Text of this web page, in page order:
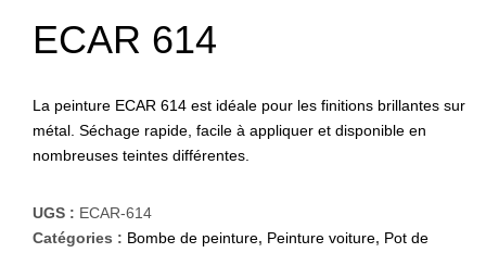
ECAR 614
La peinture ECAR 614 est idéale pour les finitions brillantes sur
métal. Séchage rapide, facile à appliquer et disponible en
nombreuses teintes différentes.
UGS : ECAR-614
Catégories : Bombe de peinture, Peinture voiture, Pot de